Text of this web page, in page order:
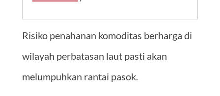
Risiko penahanan komoditas berharga di
wilayah perbatasan laut pasti akan
melumpuhkan rantai pasok.